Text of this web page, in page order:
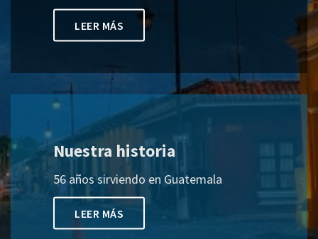
LEER MÁS
Nuestra historia
56 años sirviendo en Guatemala
LEER MÁS